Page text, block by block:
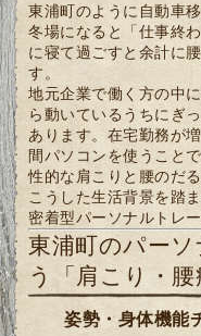
東浦町のように自動車
冬場になると「仕事終
に寝て過ごすと余計に
す。
地元企業で働く方の中
ら動いているうちにぎ
あります。在宅勤務が
間パソコンを使うこと
性的な肩こりと腰のだ
こうした生活背景を踏
密着型パーソナルトレ
東浦町のパー
う「肩こり・
姿勢・身体機能